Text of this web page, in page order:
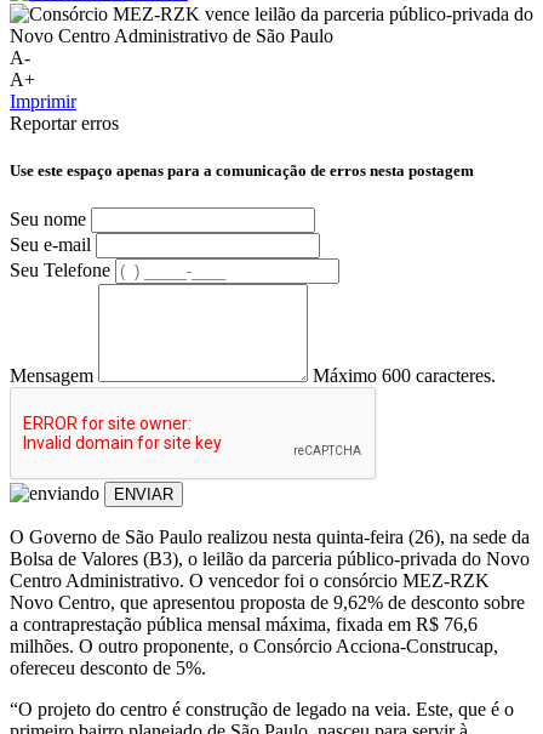
A-
A+
Imprimir
Reportar erros
Use este espaço apenas para a comunicação de erros nesta postagem
Seu nome
Seu e-mail
Seu Telefone
Mensagem Máximo 600 caracteres.
ENVIAR
O Governo de São Paulo realizou nesta quinta-feira (26), na sede da
Bolsa de Valores (B3), o leilão da parceria público-privada do Novo
Centro Administrativo. O vencedor foi o consórcio MEZ-RZK
Novo Centro, que apresentou proposta de 9,62% de desconto sobre
a contraprestação pública mensal máxima, fixada em R$ 76,6
milhões. O outro proponente, o Consórcio Acciona-Construcap,
ofereceu desconto de 5%.
“O projeto do centro é construção de legado na veia. Este, que é o